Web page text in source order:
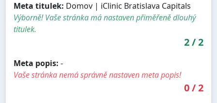
Meta titulek: Domov | iClinic Bratislava Capitals
Výborně! Vaše stránka má nastaven přiměřeně dlouhý
titulek.
2/2
Meta popis: -
Vaše stránka nemá správně nastaven meta popis!
0/2